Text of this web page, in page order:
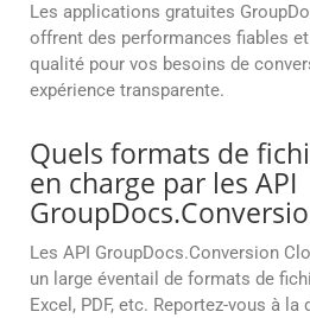
Les applications gratuites
offrent des performances fiables
qualité pour vos besoins de
expérience transparente.
Quels formats de
en charge par les API
Les API GroupDocs.Conversion
un large éventail de formats de
Excel, PDF, etc. Reportez-vous à